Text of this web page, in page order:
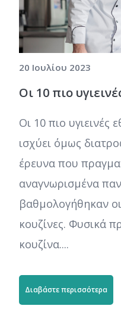
20 Ιουλίου 2023
Οι 10 πιο
Οι 10 πιο υγιεινές
ισχύει όμως
έρευνα που
αναγνωρισμένα
βαθμολογήθηκαν οι
κουζίνες. Φυσικά
κουζίνα....
Διαβάστε περισσότερα